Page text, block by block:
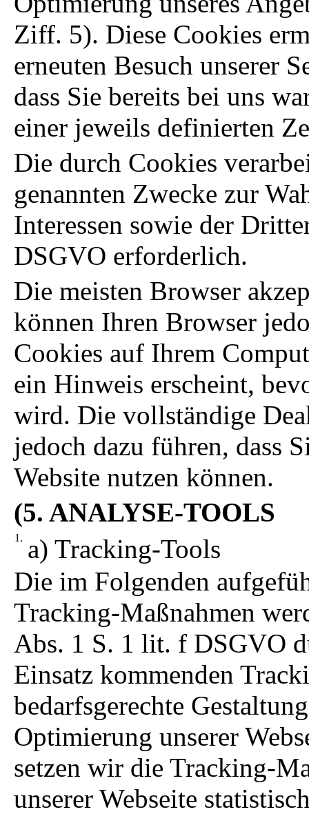
Ziff. 5). Diese Cookies
erneuten Besuch unserer
dass Sie bereits bei uns
einer jeweils definierten
Die durch Cookies
genannten Zwecke zur
Interessen sowie der
DSGVO erforderlich.
Die meisten Browser
können Ihren Browser
Cookies auf Ihrem
ein Hinweis erscheint,
wird. Die vollständige
jedoch dazu führen, dass
Website nutzen können.
(5. ANALYSE-TOOLS
a) Tracking-Tools
Die im Folgenden
Tracking-Maßnahmen
Abs. 1 S. 1 lit. f DSGVO
Einsatz kommenden
bedarfsgerechte
Optimierung unserer
setzen wir die Tracking-
unserer Webseite